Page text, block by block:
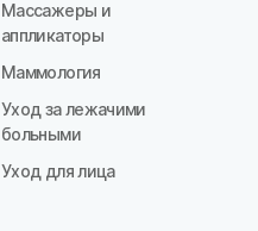
Массажеры и
аппликаторы
Маммология
Уход за лежачими
больными
Уход для лица